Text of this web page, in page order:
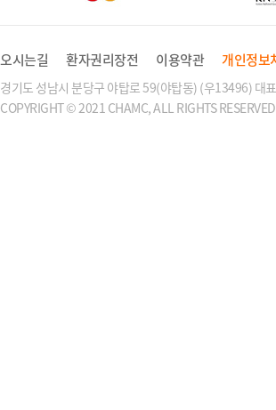
오시는길 환자권리장전 이용약관 개인정보
경기도 성남시 분당구 야탑로 59(야탑동) (우13496) 대
COPYRIGHT © 2021 CHAMC, ALL RIGHTS